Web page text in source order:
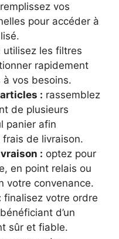
remplissez vos
pour accéder à
utilisez les filtres
rapidement
vos besoins.
: rassemblez
de plusieurs
panier afin
frais de livraison.
: optez pour
en point relais ou
votre convenance.
finalisez votre ordre
d’un
sûr et fiable.